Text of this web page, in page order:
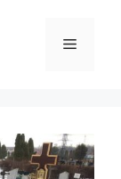
Menu